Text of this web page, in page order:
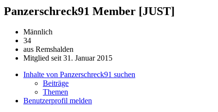
Panzerschreck91 Member [JUST]
Männlich
34
aus Remshalden
Mitglied seit 31. Januar 2015
Inhalte von Panzerschreck91 suchen
Beiträge
Themen
Benutzerprofil melden